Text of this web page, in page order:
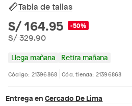
Tabla de tallas
S/ 164.95 -50%
S/ 329.90
Llega mañana Retira mañana
Código: 21396868 Cód. tienda: 21396868
Entrega en Cercado De Lima